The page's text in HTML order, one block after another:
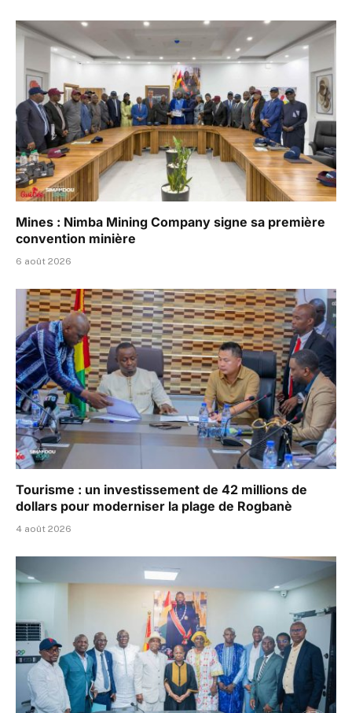
Mines : Nimba Mining Company signe sa première
convention minière
6 août 2026
Tourisme : un investissement de 42 millions de
dollars pour moderniser la plage de Rogbanè
4 août 2026